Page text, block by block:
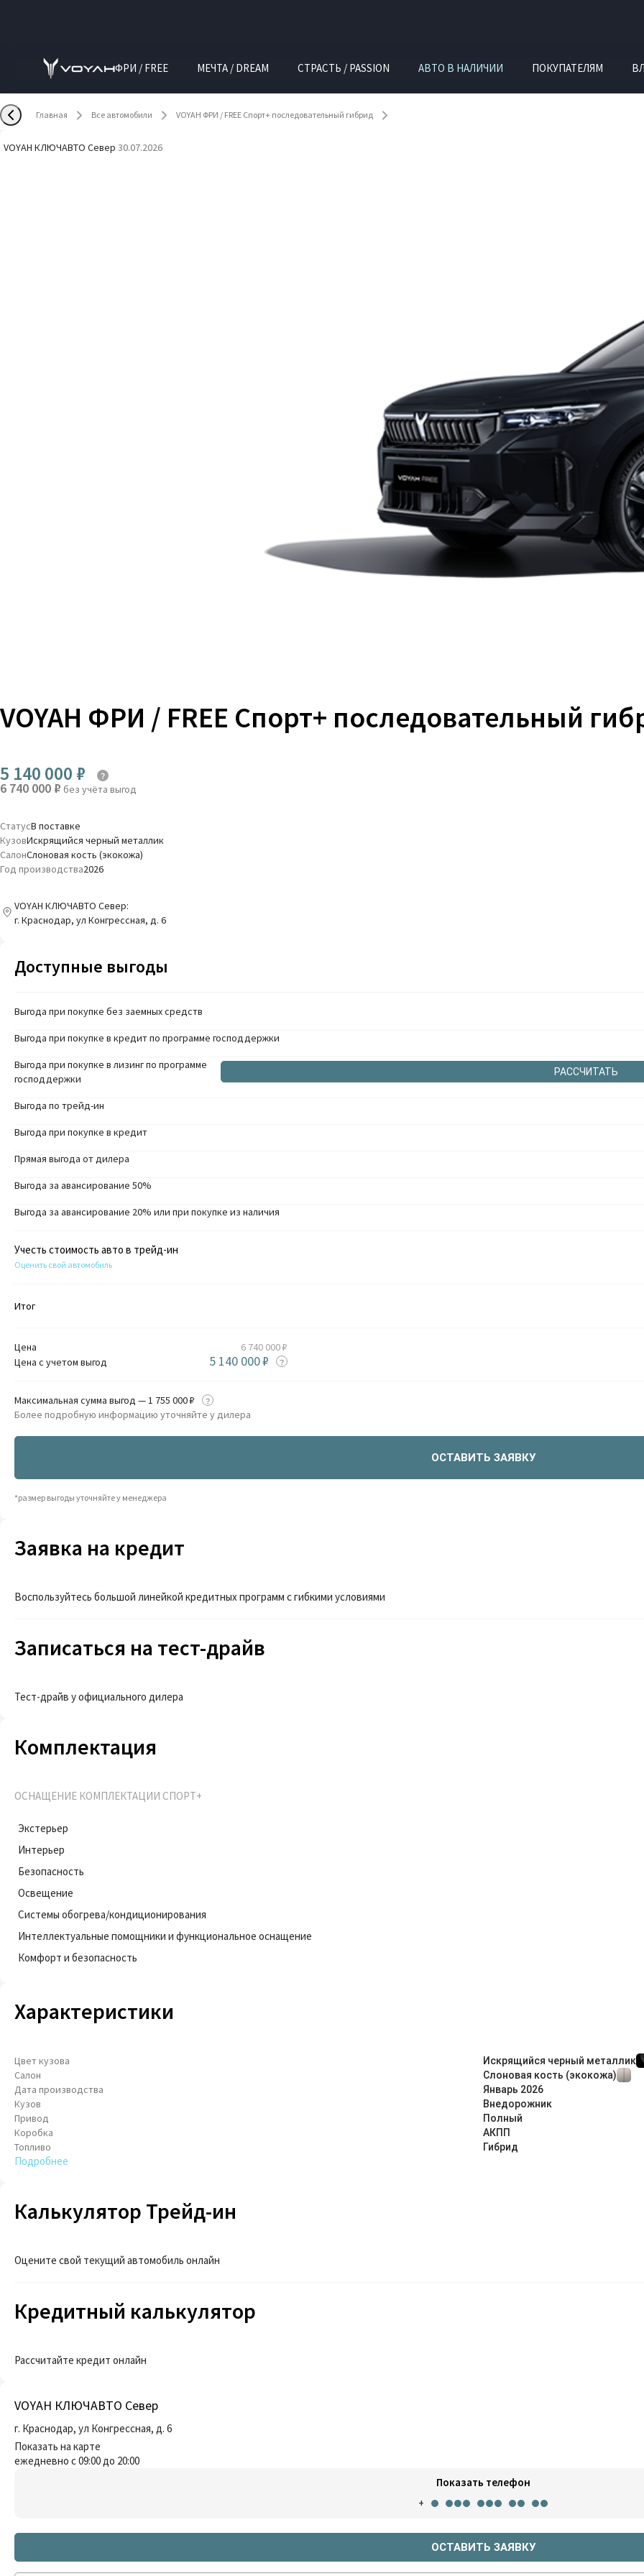
ФРИ / FREE МЕЧТА / DREAM СТРАСТЬ / PASSION АВТО В НАЛИЧИИ ПОКУПАТЕЛЯМ
Главная Все автомобили VOYAH ФРИ / FREE Спорт+ последовательный гибрид
VOYAH КЛЮЧАВТО Север·30.07.2026
VOYAH ФРИ / FREE Спорт+ последовательный
5 140 000 ₽
6 740 000 ₽ без учёта выгод
СтатусВ поставке
КузовИскрящийся черный металлик
СалонСлоновая кость (экокожа)
Год производства2026
VOYAH КЛЮЧАВТО Север:
г. Краснодар, ул Конгрессная, д. 6
Доступные выгоды
Выгода при покупке без заемных средств
Выгода при покупке в кредит по программе господдержки
Выгода при покупке в лизинг по программе
господдержки
РАССЧИТАТЬ
Выгода по трейд-ин
Выгода при покупке в кредит
Прямая выгода от дилера
Выгода за авансирование 50%
Выгода за авансирование 20% или при покупке из наличия
Учесть стоимость авто в трейд-ин
Оценить свой автомобиль
Итог
Цена
6 740 000 ₽
Цена с учетом выгод
5 140 000 ₽
Максимальная сумма выгод — 1 755 000 ₽
Более подробную информацию уточняйте у дилера
ОСТАВИТЬ ЗАЯВКУ
*размер выгоды уточняйте у менеджера
Заявка на кредит
Воспользуйтесь большой линейкой кредитных программ с гибкими условиями
Записаться на тест-драйв
Тест-драйв у официального дилера
Комплектация
ОСНАЩЕНИЕ КОМПЛЕКТАЦИИ СПОРТ+
Экстерьер
Интерьер
Безопасность
Освещение
Системы обогрева/кондиционирования
Интеллектуальные помощники и функциональное оснащение
Комфорт и безопасность
Характеристики
Цвет кузова Искрящийся черный металлик
Салон Слоновая кость (экокожа)
Дата производства Январь 2026
Кузов Внедорож­ник
Привод Полный
Коробка АКПП
Топливо Гибрид
Подробнее
Калькулятор Трейд-ин
Оцените свой текущий автомобиль онлайн
Кредитный калькулятор
Рассчитайте кредит онлайн
VOYAH КЛЮЧАВТО Север
г. Краснодар, ул Конгрессная, д. 6
Показать на карте
ежедневно с 09:00 до 20:00
Показать телефон
+
ОСТАВИТЬ ЗАЯВКУ